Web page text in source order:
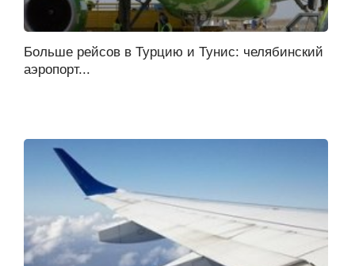
Больше рейсов в Турцию и Тунис: челябинский
аэропорт...